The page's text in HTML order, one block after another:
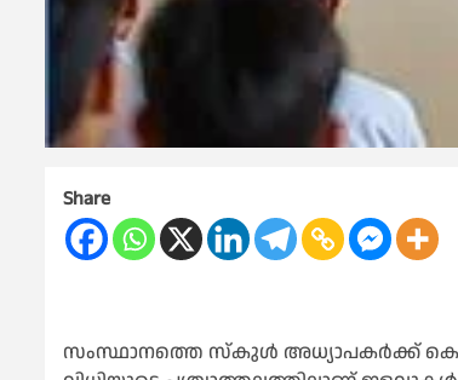
Share
സംസ്ഥാനത്തെ സ്കുള്‍ അധ്യാപകർക്ക് കെ